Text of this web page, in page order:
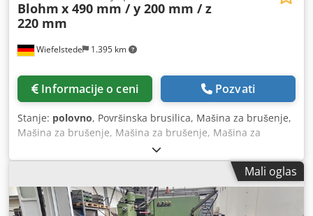
2000. Serijski broj 14 617k _____ Brušenje ...
Wiefelstede 1.395 km
Blohm x 490 mm / y 200 mm / z
220 mm
Informacije o ceni Pozvati
Stanje: polovno, Površinska brusilica, Mašina za brušenje,
Mašina za brušenje, Mašina za brušenje, Mašina za
brušenje, Mašina za brušenje, Mašina za brušenje -
Proizvođač: Blohm, Površinska brusilica-Horizontalna -
Veličina stola: 770 k 140 mm, okretni -Putovanja: k 490 mm
/ i 200 mm / z 220 mm -Dimenzije: 1030/870 / H1510 mm, -
Ukupna težina: 403 kg Chodjt N Adbjpfx Anvja
Mali oglas